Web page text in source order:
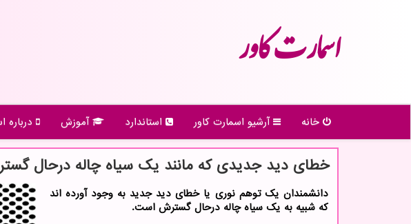
اسمارت كاور
خانه آرشیو اسمارت كاور استاندارد آموزش درباره
خطای دید جدیدی که مانند یک سیاه چاله درحال
دانشمندان یک توهم نوری یا خطای دید جدید به وجود آورده اند
که شبیه به یک سیاه چاله درحال گسترش است.